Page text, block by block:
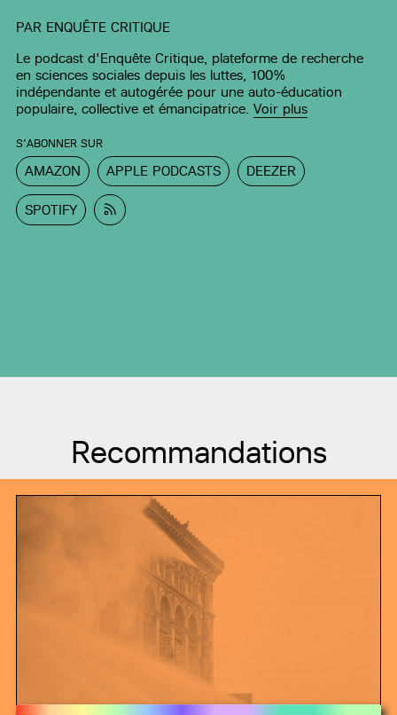
PAR ENQUÊTE CRITIQUE
Le podcast d'Enquête Critique, plateforme de recherche
en sciences sociales depuis les luttes, 100%
indépendante et autogérée pour une auto-éducation
populaire, collective et émancipatrice.Voir plus
S’ABONNER SUR
AMAZON APPLE PODCASTS DEEZER
SPOTIFY
Recommandations